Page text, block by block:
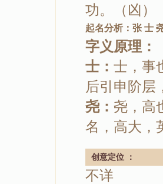
功。（凶）
起名分析：张 士
字义原理：
士： 士，事
后引申阶层
尧： 尧，高
名，高大，
创意定位 ：
不详